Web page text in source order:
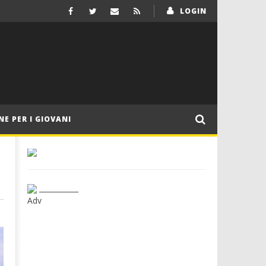
LOGIN
PER I GIOVANI
___________
Adv